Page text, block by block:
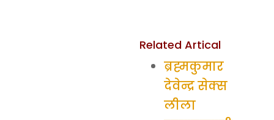
Related Artical
ब्रह्मकुमार
देवेन्द्र सेक्स
लीला